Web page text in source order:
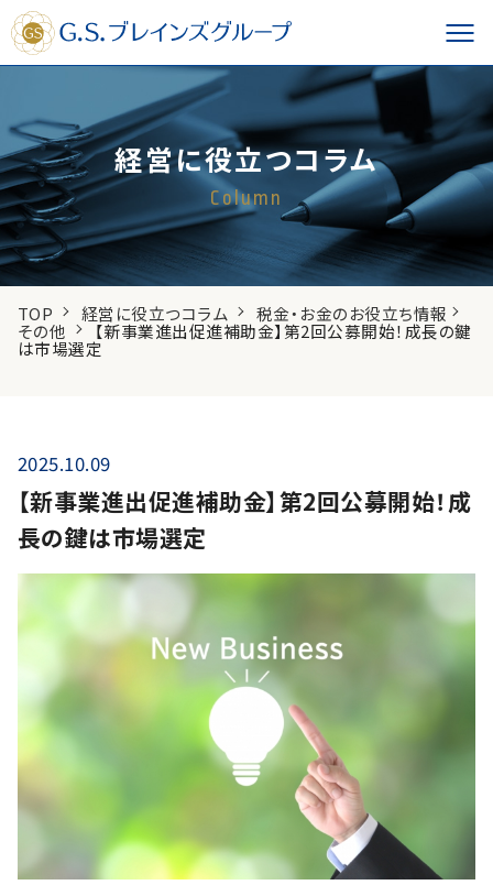
経営に役立つコラム
Column
TOP 経営に役立つコラム 税金・お金のお役立ち情報
その他 【新事業進出促進補助金】第2回公募開始！成長の鍵
は市場選定
2025.10.09
【新事業進出促進補助金】第2回公募開始！成
長の鍵は市場選定